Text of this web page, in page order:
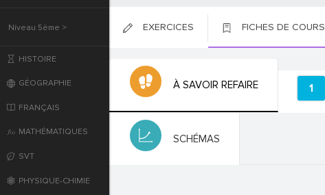
EXERCICES FICHES DE COURS
À SAVOIR REFAIRE 1
SCHÉMAS
Niveau 5ème >
HISTOIRE
GÉOGRAPHIE
FRANÇAIS
MATHÉMATIQUES
SVT
PHYSIQUE-CHIMIE
Première